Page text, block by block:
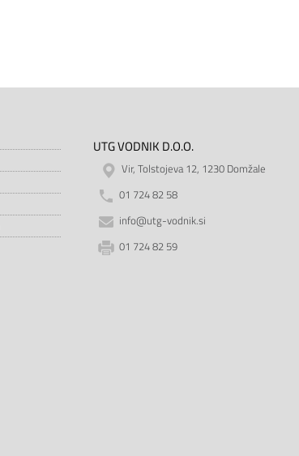
UTG VODNIK D.O.O.
Vir, Tolstojeva 12, 1230 Domžale
01 724 82 58
info@utg-vodnik.si
01 724 82 59